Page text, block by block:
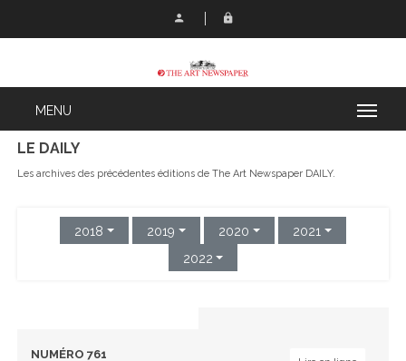
LE DAILY
Les archives des précédentes éditions de The Art Newspaper DAILY.
2018 2019 2020
2021
2022
NUMÉRO 761